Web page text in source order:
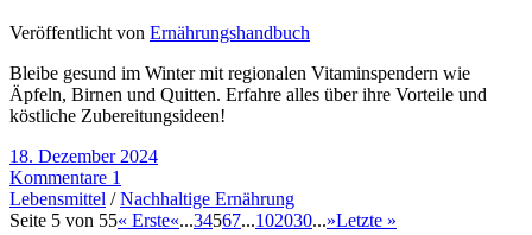
Veröffentlicht von Ernährungshandbuch
Bleibe gesund im Winter mit regionalen Vitaminspendern wie
Äpfeln, Birnen und Quitten. Erfahre alles über ihre Vorteile und
köstliche Zubereitungsideen!
18. Dezember 2024
Kommentare 1
Lebensmittel /Nachhaltige Ernährung
Seite 5 von 55« Erste«...34567...102030...»Letzte »